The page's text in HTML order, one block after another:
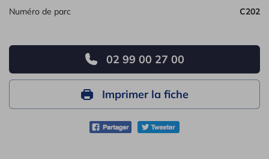
Numéro de parc C202
02 99 00 27 00
Imprimer la fiche